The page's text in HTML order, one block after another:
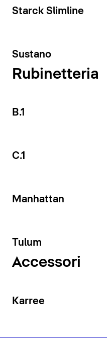
Starck Slimline
Sustano
Rubinetteria
B.1
C.1
Manhattan
Tulum
Accessori
Karree